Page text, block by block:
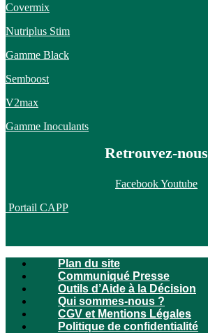
Covermix
Nutriplus Stim
Gamme Black
Semboost
V2max
Gamme Inoculants
Retrouvez-nous
FacebookYoutube
Portail CAPP
Plan du site
Communiqué Presse
Outils d’Aide à la Décision
Qui sommes-nous ?
CGV et Mentions Légales
Politique de confidentialité